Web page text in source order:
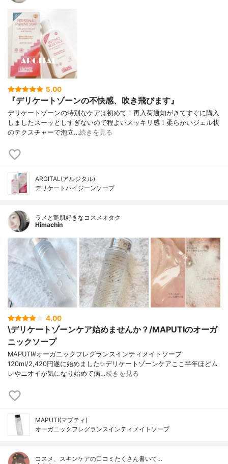
5.00
『デリケートゾーンの不快感、吹き飛びます』
デリケートゾーンの特別なケアは初めて！ 再入荷通知がきてすぐに購入
しました スーッとしすぎないので程よいスッキリ感！ 柔らかいジェル状
のテクスチャーで泡立…続きを見る
ARGITAL(アルジタル)
デリケートハイジーンソープ
ラメと艶肌好きなコスメオタク
Himachin
4.00
\デリケートゾーンケア始めませんか？/MAPUTIのオーガ
ニックソープ
MAPUTI#オーガニックフレグランスインティメイトソープ
120ml/2,420円遂に始めました✨デリケートゾーンケアここ半年ほどム
レやニオイが気になり始めて病…続きを見る
MAPUTI(マプティ)
オーガニックフレグランスインティメイトソープ
コスメ、スキンケアの口コミたくさん書いて…